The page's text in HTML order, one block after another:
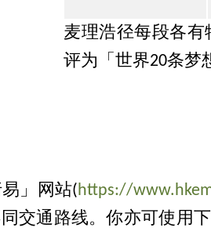
麦理浩径每段各
评为「世界20条梦
」网站(https://
交通路线。你亦可使用